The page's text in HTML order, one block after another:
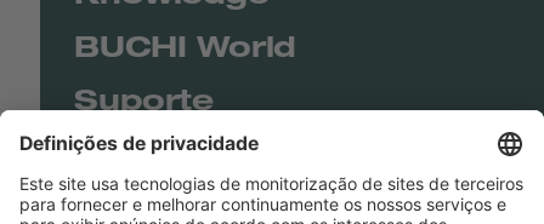
BUCHI World
Suporte
Shop
Contact us